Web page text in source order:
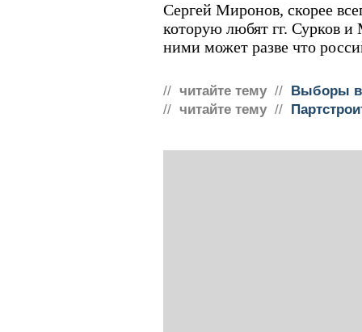
Сергей Миронов, скорее
которую любят гг. Сурков и
ними может разве что
// читайте тему //
Выборы в
// читайте тему //